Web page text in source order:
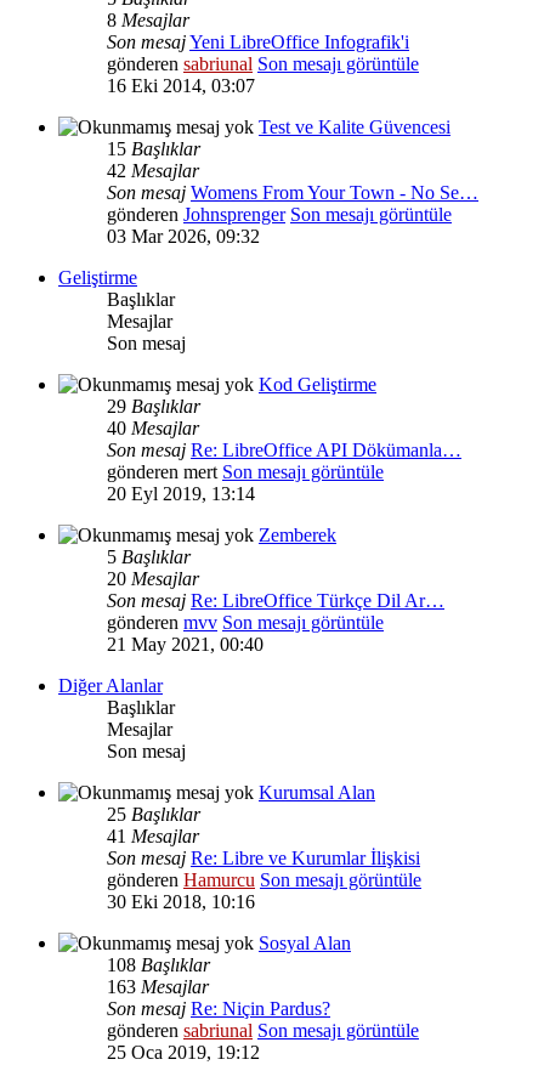
8 Mesajlar
Son mesajYeni LibreOffice Infografik'i
gönderen sabriunal Son mesajı görüntüle
16 Eki 2014, 03:07
Test ve Kalite Güvencesi
15 Başlıklar
42 Mesajlar
Son mesaj Womens From Your Town - No Se…
gönderen Johnsprenger Son mesajı görüntüle
03 Mar 2026, 09:32
Geliştirme
Başlıklar
Mesajlar
Son mesaj
Kod Geliştirme
29 Başlıklar
40 Mesajlar
Son mesaj Re: LibreOffice API Dökümanla…
gönderen mert Son mesajı görüntüle
20 Eyl 2019, 13:14
Zemberek
5 Başlıklar
20 Mesajlar
Son mesaj Re: LibreOffice Türkçe Dil Ar…
gönderen mvv Son mesajı görüntüle
21 May 2021, 00:40
Diğer Alanlar
Başlıklar
Mesajlar
Son mesaj
Kurumsal Alan
25 Başlıklar
41 Mesajlar
Son mesaj Re: Libre ve Kurumlar İlişkisi
gönderen Hamurcu Son mesajı görüntüle
30 Eki 2018, 10:16
Sosyal Alan
108 Başlıklar
163 Mesajlar
Son mesaj Re: Niçin Pardus?
gönderen sabriunal Son mesajı görüntüle
25 Oca 2019, 19:12